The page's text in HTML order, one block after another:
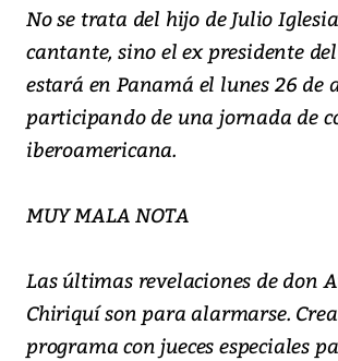
No se trata del hijo de Julio
cantante, sino el ex presidente
estará en Panamá el lunes 26 de
participando de una jornada de
iberoamericana.
MUY MALA NOTA
Las últimas revelaciones de don
Chiriquí son para alarmarse.
programa con jueces especiales